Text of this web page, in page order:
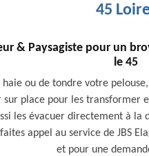
45
& Paysagiste pour un
le 45
ou de tondre votre
sur place pour les transformer
les évacuer directement à
appel au service de JBS
et pour une